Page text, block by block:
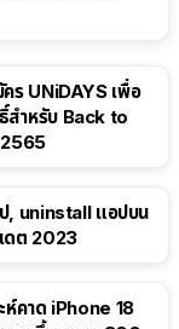
ร UNiDAYS เพื่อ
สำหรับ Back to
, uninstall แอปบน
ดต 2023
ห์คาด iPhone 18